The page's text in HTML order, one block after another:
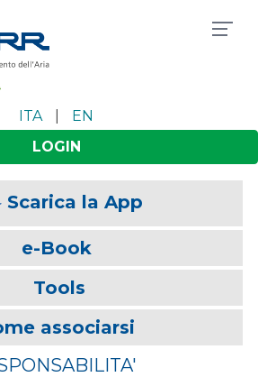
ITA
EN
LOGIN
Scarica la App
e-Book
Tools
associarsi